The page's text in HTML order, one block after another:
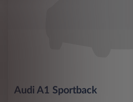
Audi A1 Sportback